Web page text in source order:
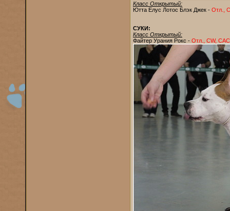
Класс Открытый:
Ютта Елус Лотос Блэк Джек - Отл.,
СУКИ:
Класс Открытый:
Файтер Урания Рокс - Отл., CW,